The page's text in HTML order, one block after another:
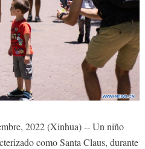
2022 (Xinhua) -- Un niño
como Santa Claus, durante